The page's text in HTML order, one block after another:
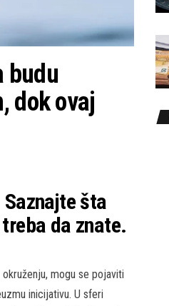
budu
dok ovaj
šta
da znate.
mogu se pojaviti
inicijativu. U sferi